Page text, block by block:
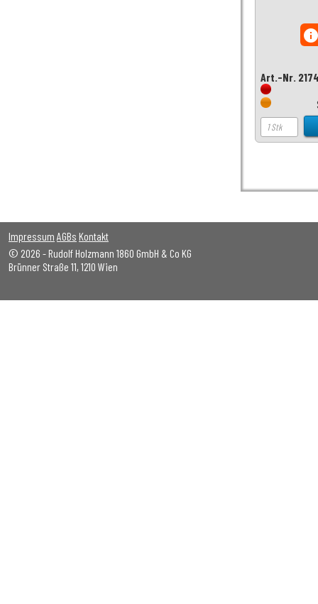
Art.-Nr.
Impressum AGBs Kontakt
© 2026 - Rudolf Holzmann 1860 GmbH & Co KG
Brünner Straße 11, 1210 Wien